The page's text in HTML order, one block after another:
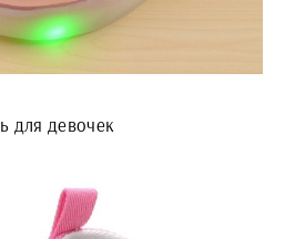
для девочек